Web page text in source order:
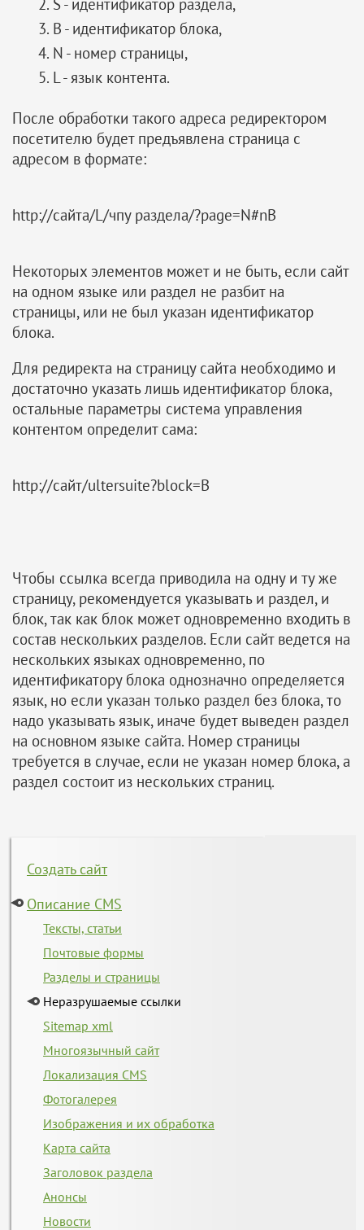
B - идентификатор блока,
N - номер страницы,
L - язык контента.
После обработки такого адреса редиректором
посетителю будет предъявлена страница с
адресом в формате:
http://сайта/L/чпу раздела/?page=N#nB
Некоторых элементов может и не быть, если сайт
на одном языке или раздел не разбит на
страницы, или не был указан идентификатор
блока.
Для редиректа на страницу сайта необходимо и
достаточно указать лишь идентификатор блока,
остальные параметры система управления
контентом определит сама:
http://сайт/ultersuite?block=B
Чтобы ссылка всегда приводила на одну и ту же
страницу, рекомендуется указывать и раздел, и
блок, так как блок может одновременно входить в
состав нескольких разделов. Если сайт ведется на
нескольких языках одновременно, по
идентификатору блока однозначно определяется
язык, но если указан только раздел без блока, то
надо указывать язык, иначе будет выведен раздел
на основном языке сайта. Номер страницы
требуется в случае, если не указан номер блока, а
раздел состоит из нескольких страниц.
Создать сайт
Описание CMS
Тексты, статьи
Почтовые формы
Разделы и страницы
Неразрушаемые ссылки
Sitemap xml
Многоязычный сайт
Локализация CMS
Фотогалерея
Изображения и их обработка
Карта сайта
Заголовок раздела
Анонсы
Новости